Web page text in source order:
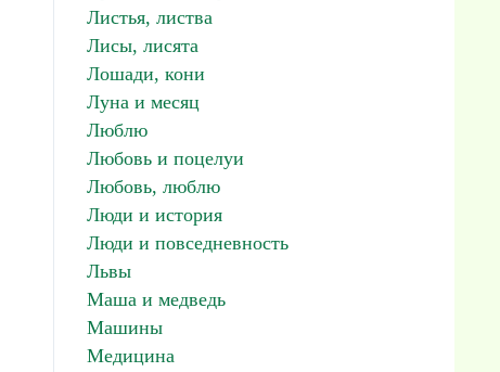
Листья, листва
Лисы, лисята
Лошади, кони
Луна и месяц
Люблю
Любовь и поцелуи
Любовь, люблю
Люди и история
Люди и повседневность
Львы
Маша и медведь
Машины
Медицина